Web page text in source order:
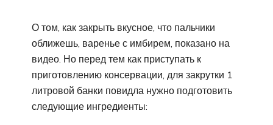
О том, как закрыть вкусное, что пальчики
оближешь, варенье с имбирем, показано на
видео. Но перед тем как приступать к
приготовлению консервации, для закрутки 1
литровой банки повидла нужно подготовить
следующие ингредиенты: